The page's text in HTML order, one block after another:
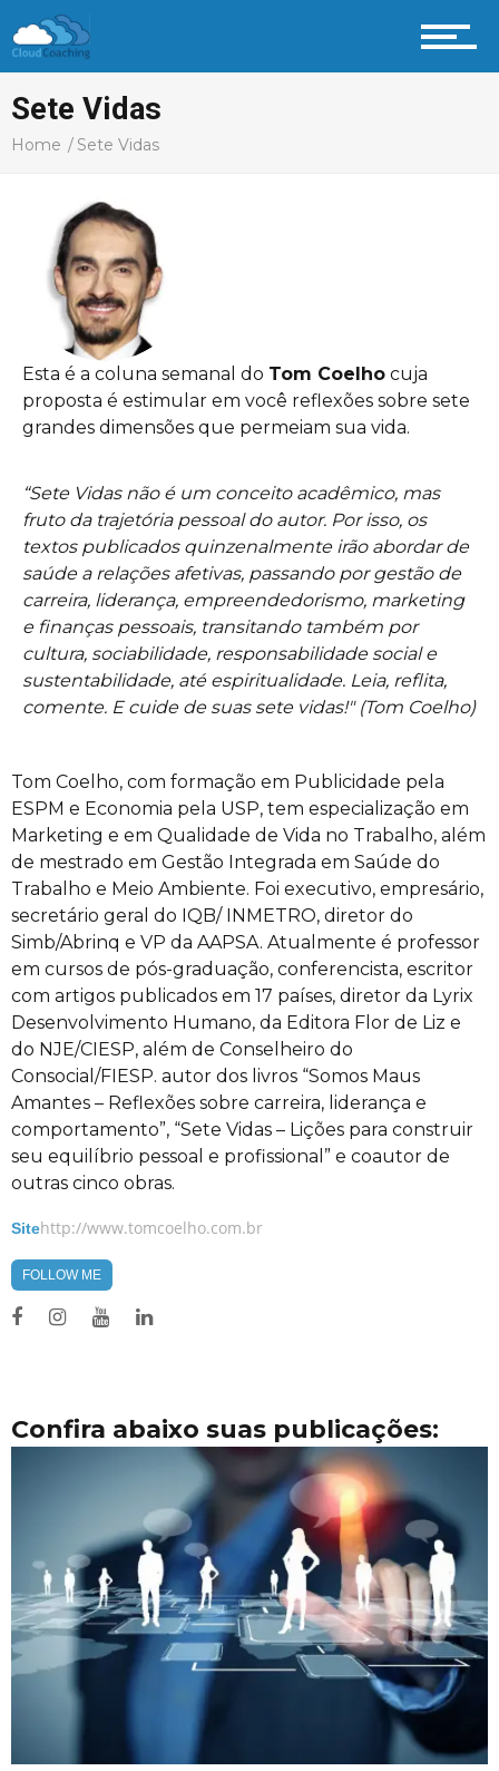
Sete Vidas
Home Sete Vidas
Esta é a coluna semanal do Tom Coelho cuja
proposta é estimular em você reflexões sobre sete
grandes dimensões que permeiam sua vida.
“Sete Vidas não é um conceito acadêmico, mas
fruto da trajetória pessoal do autor. Por isso, os
textos publicados quinzenalmente irão abordar de
saúde a relações afetivas, passando por gestão de
carreira, liderança, empreendedorismo, marketing
e finanças pessoais, transitando também por
cultura, sociabilidade, responsabilidade social e
sustentabilidade, até espiritualidade. Leia, reflita,
comente. E cuide de suas sete vidas!" (Tom Coelho)
Tom Coelho, com formação em Publicidade pela
ESPM e Economia pela USP, tem especialização em
Marketing e em Qualidade de Vida no Trabalho, além
de mestrado em Gestão Integrada em Saúde do
Trabalho e Meio Ambiente. Foi executivo, empresário,
secretário geral do IQB/ INMETRO, diretor do
Simb/Abrinq e VP da AAPSA. Atualmente é professor
em cursos de pós-graduação, conferencista, escritor
com artigos publicados em 17 países, diretor da Lyrix
Desenvolvimento Humano, da Editora Flor de Liz e
do NJE/CIESP, além de Conselheiro do
Consocial/FIESP. autor dos livros “Somos Maus
Amantes – Reflexões sobre carreira, liderança e
comportamento”, “Sete Vidas – Lições para construir
seu equilíbrio pessoal e profissional” e coautor de
outras cinco obras.
Sitehttp://www.tomcoelho.com.br
FOLLOW ME
Confira abaixo suas publicações: